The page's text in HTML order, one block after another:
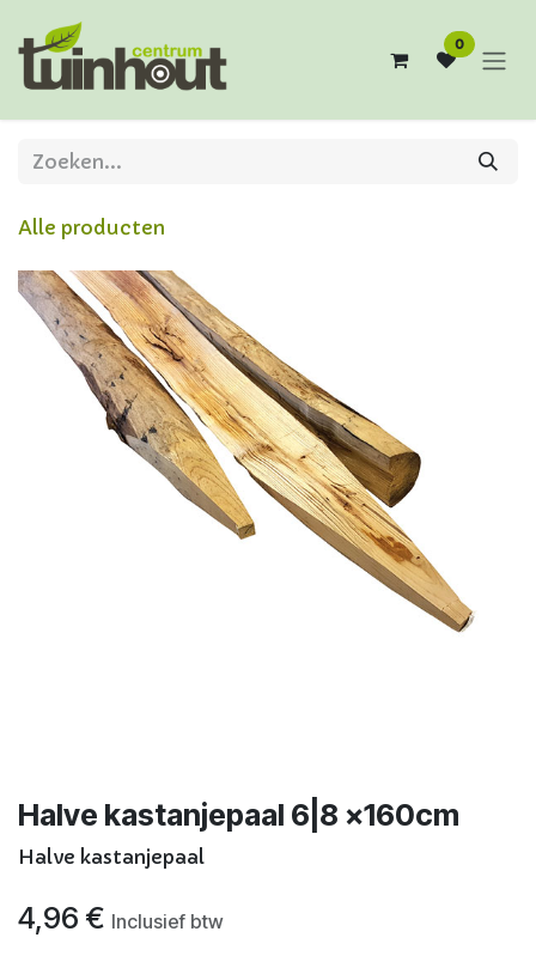
0
Alle producten
Halve kastanjepaal 6|8 x160cm
Halve kastanjepaal
4,96 € Inclusief btw